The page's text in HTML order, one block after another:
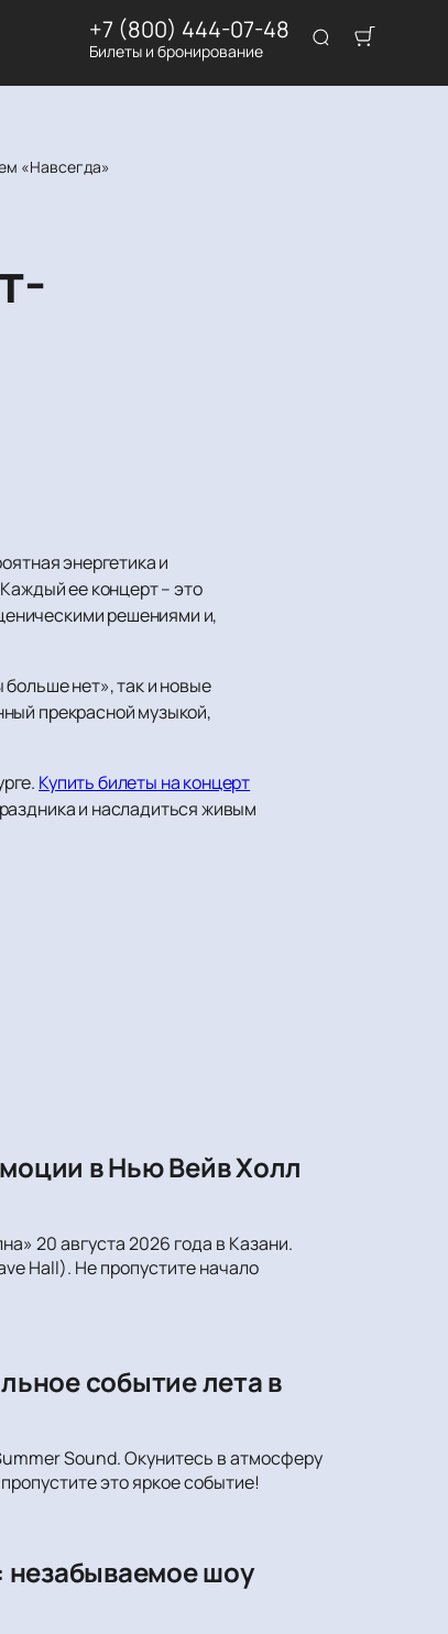
+7 (800) 444-07-48
Билеты и бронирование
«Навсегда»
энергетика и
ее концерт – это
решениями и,
нет», так и новые
прекрасной музыкой,
Купить билеты на концерт
и насладиться живым
в Нью Вейв Холл
20 августа 2026 года в Казани.
Hall). Не пропустите начало
событие лета в
Sound. Окунитесь в атмосферу
это яркое событие!
незабываемое шоу